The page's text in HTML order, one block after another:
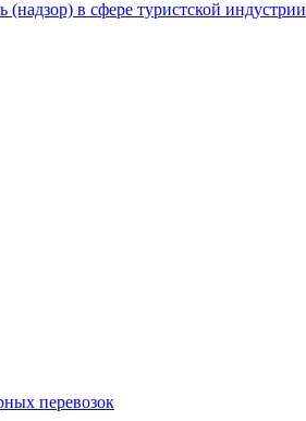
в сфере туристской индустрии
перевозок